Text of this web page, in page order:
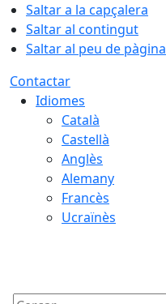
Saltar a la capçalera
Saltar al contingut
Saltar al peu de pàgina
Contactar
Idiomes
Català
Castellà
Anglès
Alemany
Francès
Ucraïnès